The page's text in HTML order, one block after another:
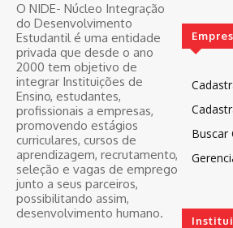
O NIDE- Núcleo Integração
do Desenvolvimento
Estudantil é uma entidade
privada que desde o ano
2000 tem objetivo de
integrar Instituições de
Ensino, estudantes,
profissionais a empresas,
promovendo estágios
curriculares, cursos de
aprendizagem, recrutamento,
seleção e vagas de emprego
junto a seus parceiros,
possibilitando assim,
desenvolvimento humano.
Buscar